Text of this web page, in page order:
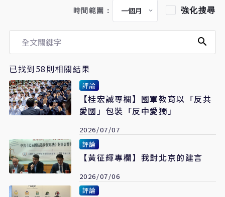
時間範圍： 強化搜尋
已找到58則相關結果
評論
【桂宏誠專欄】國軍教育以「反共
愛國」包裝「反中愛獨」
2026/07/07
評論
【黃征輝專欄】我對北京的建言
2026/07/06
評論